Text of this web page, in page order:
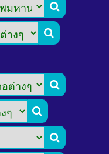




